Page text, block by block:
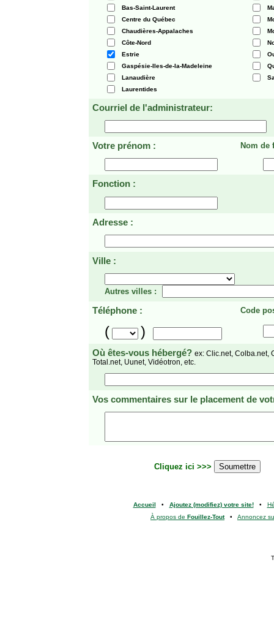
Bas-Saint-Laurent
Centre du Québec
Chaudières-Appalaches
Côte-Nord
Estrie
Gaspésie-Iles-de-la-Madeleine
Lanaudière
Laurentides
Courriel de l'administrateur:
Votre prénom : Nom de
Fonction :
Adresse :
Ville :
Autres villes :
Téléphone : Code
( )
Où êtes-vous hébergé? ex: Clic.net, Colba.net,
Total.net, Uunet, Vidéotron, etc.
Vos commentaires sur le placement de
Cliquez ici >>>
Accueil • Ajoutez (modifiez) votre site!•
À propos de Fouillez-Tout• Annoncez